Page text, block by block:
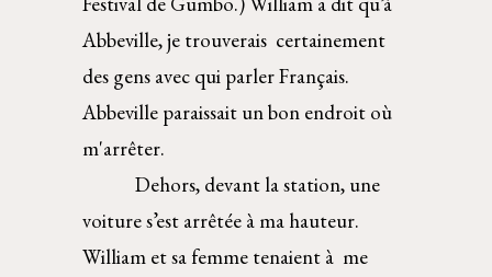
Abbeville, je trouverais  certainement
des gens avec qui parler Français.
Abbeville paraissait un bon endroit où
m'arrêter.
    Dehors, devant la station, une
voiture s’est arrêtée à ma hauteur.
William et sa femme tenaient à  me